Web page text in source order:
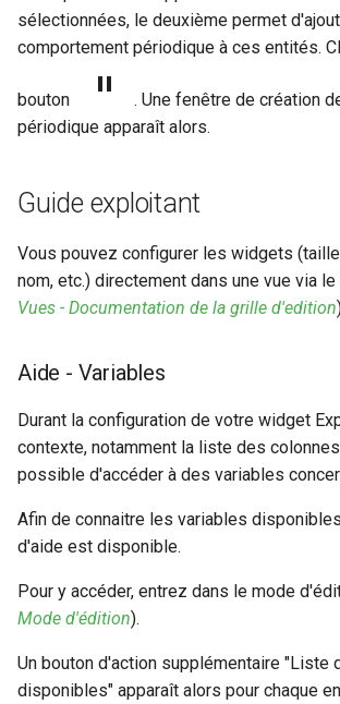
sélectionnées, le deuxième permet
comportement périodique à ces entités.
bouton
. Une fenêtre de création
périodique apparaît alors.
Guide exploitant
Vous pouvez configurer les widgets
nom, etc.) directement dans une vue via
Vues - Documentation de la grille d'edition
Aide - Variables
Durant la configuration de votre widget
contexte, notamment la liste des
possible d'accéder à des variables
Afin de connaitre les variables
d'aide est disponible.
Pour y accéder, entrez dans le mode
Mode d'édition).
Un bouton d'action supplémentaire "Liste
disponibles" apparaît alors pour chaque